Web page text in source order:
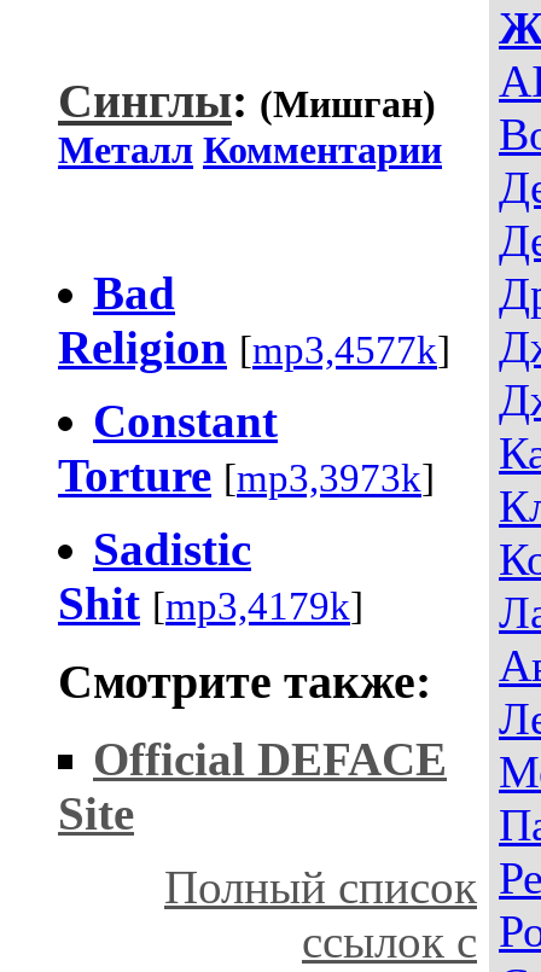
Синглы: (Мишган)
Металл Комментарии
Bad
Religion [mp3,4577k]
Constant
Torture [mp3,3973k]
Sadistic
Shit [mp3,4179k]
Смотрите также:
Official DEFACE
Site
Полный список
ссылок с